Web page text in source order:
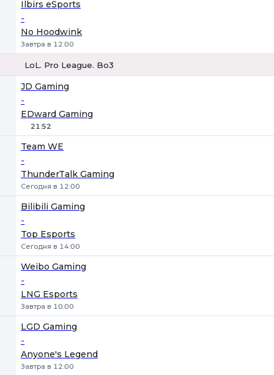
Ilbirs eSports
-
No Hoodwink
Завтра в 12:00
LoL. Pro League. Bo3
JD Gaming
-
EDward Gaming
21:52
Team WE
-
ThunderTalk Gaming
Сегодня в 12:00
Bilibili Gaming
-
Top Esports
Сегодня в 14:00
Weibo Gaming
-
LNG Esports
Завтра в 10:00
LGD Gaming
-
Anyone's Legend
Завтра в 12:00